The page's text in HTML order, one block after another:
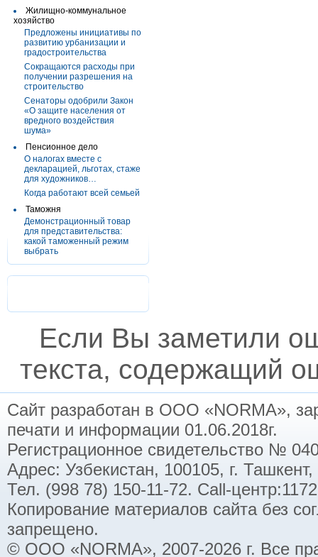
Жилищно-коммунальное
хозяйство
Предложены инициативы по
развитию урбанизации и
градостроительства
Сокращаются расходы при
получении разрешения на
строительство
Сенаторы одобрили Закон
«О защите населения от
вредного воздействия
шума»
Пенсионное дело
О налогах вместе с
декларацией, льготах, стаже
для художников…
Когда работают всей семьей
Таможня
Демонстрационный товар
для представительства:
какой таможенный режим
выбрать
Если Вы заметили
текста, содержащий
Сайт разработан в ООО «NORMA»,
печати и информации 01.06.2018г.
Регистрационное свидетельство №
Адрес: Узбекистан, 100105, г.
Тел. (998 78) 150-11-72. Call-
Копирование материалов сайта без
запрещено.
© ООО «NORMA», 2007-2026 г. Все